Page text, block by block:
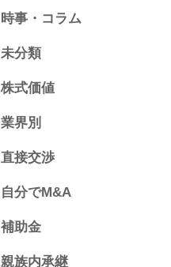
時事・コラム
未分類
株式価値
業界別
直接交渉
自分でM&A
補助金
親族内承継